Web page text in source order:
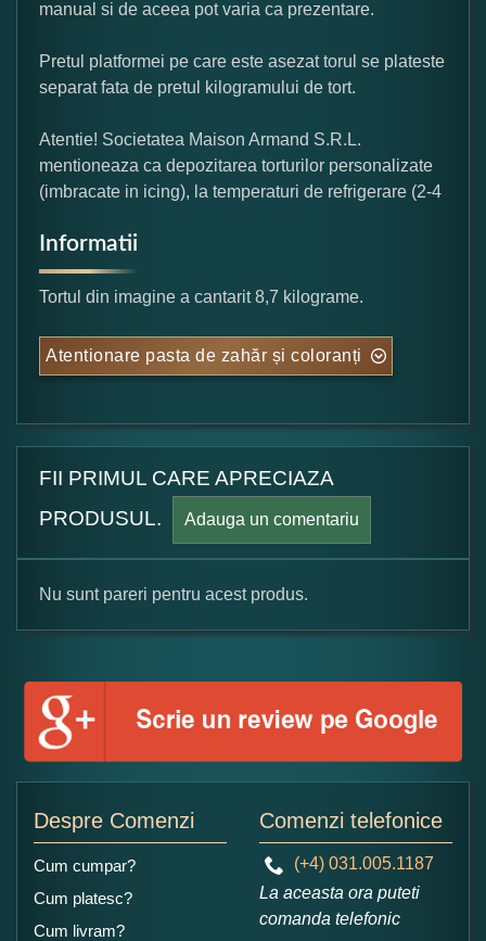
manual si de aceea pot varia ca prezentare.
Pretul platformei pe care este asezat torul se plateste
separat fata de pretul kilogramului de tort.
Atentie! Societatea Maison Armand S.R.L.
mentioneaza ca depozitarea torturilor personalizate
(imbracate in icing), la temperaturi de refrigerare (2-4
Informatii
Tortul din imagine a cantarit 8,7 kilograme.
Atentionare pasta de zahăr și coloranți
FII PRIMUL CARE APRECIAZA
PRODUSUL.
Adauga un comentariu
Formular pareri client
Numele dumneavoastra:
Nu sunt pareri pentru acest produs.
Despre Comenzi
Cum cumpar?
Cum platesc?
Cum livram?
Comenzi telefonice
(+4) 031.005.1187
La aceasta ora puteti
comanda telefonic